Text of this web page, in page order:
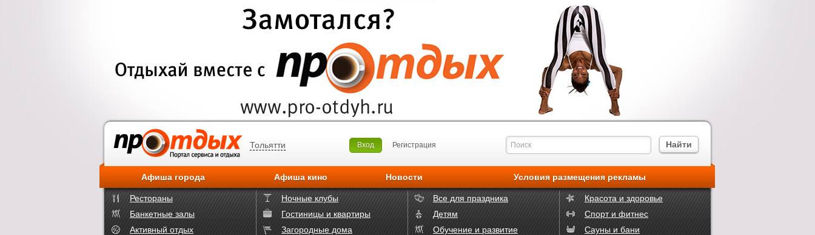
Тольятти Вход Регистрация
Афиша города Афиша кино Новости Условия размещения рекламы
Рестораны Ночные клубы Все для праздника
Красота и здоровье
Банкетные залы
Гостиницы и квартиры Детям
Спорт и фитнес
Активный отдых
Загородные дома Обучение и развитие
Сауны и бани